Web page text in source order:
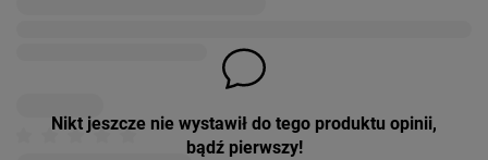
Nikt jeszcze nie wystawił do tego produktu opinii,
bądź pierwszy!